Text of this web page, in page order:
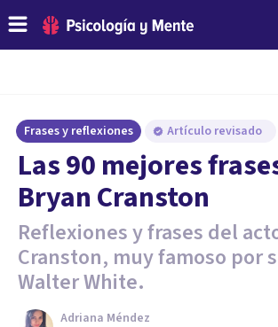
Frases y reflexiones Artículo revisado
Las 90 mejores
Bryan Cranston
Reflexiones y frases del
Cranston, muy famoso por
Walter White.
Adriana Méndez